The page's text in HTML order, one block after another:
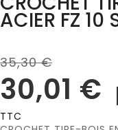
ACIER FZ 10
35,30 €
30,01 €
TTC